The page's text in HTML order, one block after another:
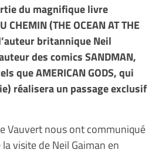
du magnifique livre
CHEMIN (THE OCEAN AT THE
britannique Neil
des comics SANDMAN,
que AMERICAN GODS, qui
réalisera un passage exclusif
Vauvert nous ont communiqué
visite de Neil Gaiman en